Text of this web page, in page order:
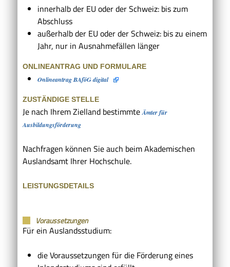
innerhalb der EU oder der Schweiz: bis zum
Abschluss
außerhalb der EU oder der Schweiz: bis zu einem
Jahr, nur in Ausnahmefällen länger
ONLINEANTRAG UND FORMULARE
Onlineantrag BAföG digital
ZUSTÄNDIGE STELLE
Je nach Ihrem Zielland bestimmteÄmter für
Ausbildungsförderung
Nachfragen können Sie auch beim Akademischen
Auslandsamt Ihrer Hochschule.
LEISTUNGSDETAILS
Voraussetzungen
Für ein Auslandsstudium:
die Voraussetzungen für die Förderung eines